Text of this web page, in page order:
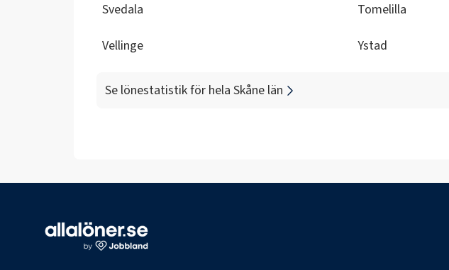
Svedala Tomelilla
Vellinge Ystad
Se lönestatistik för hela Skåne län